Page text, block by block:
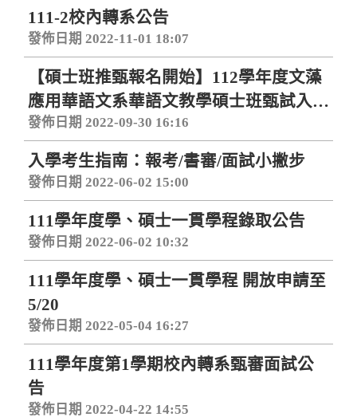
111-2校內轉系公告
發佈日期 2022-11-01 18:07
【碩士班推甄報名開始】112學年度文藻
應用華語文系華語文教學碩士班甄試入
學，歡迎加入華語所！
發佈日期 2022-09-30 16:16
入學考生指南：報考/書審/面試小撇步
發佈日期 2022-06-02 15:00
111學年度學、碩士一貫學程錄取公告
發佈日期 2022-06-02 10:32
111學年度學、碩士一貫學程 開放申請至
5/20
發佈日期 2022-05-04 16:27
111學年度第1學期校內轉系甄審面試公
告
發佈日期 2022-04-22 14:55